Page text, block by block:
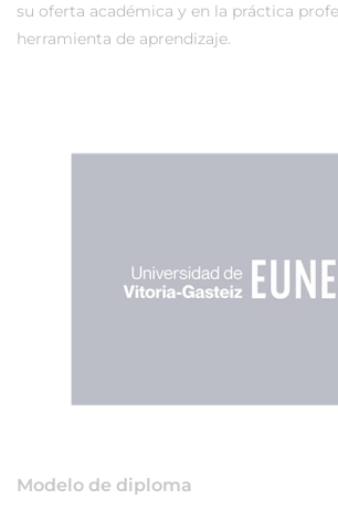
su oferta académica y en la práctica
herramienta de aprendizaje.
Modelo de diploma